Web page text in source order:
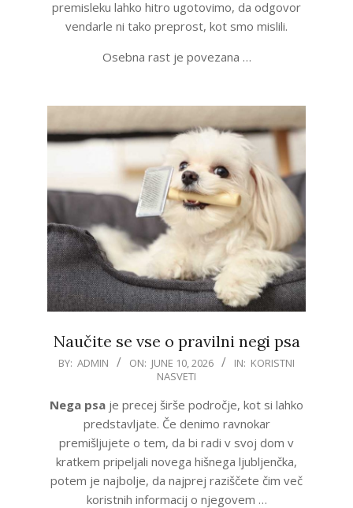
premisleku lahko hitro ugotovimo, da odgovor
vendarle ni tako preprost, kot smo mislili.
Osebna rast je povezana …
Naučite se vse o pravilni negi psa
2026-
10
BY: ADMIN ON: JUNE 10, 2026 IN: KORISTNI
NASVETI
Nega psa je precej širše področje, kot si lahko
predstavljate. Če denimo ravnokar
premišljujete o tem, da bi radi v svoj dom v
kratkem pripeljali novega hišnega ljubljenčka,
potem je najbolje, da najprej raziščete čim več
koristnih informacij o njegovem …